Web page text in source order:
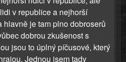
v republice a nejhorší
hlavně je tam plno dobroserů
dobrou zkušenost s
jsou to úplný píčusové, který
Jednou jsem tady